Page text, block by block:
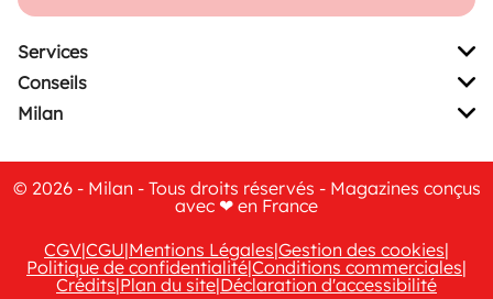
Services
Conseils
Milan
© 2026 - Milan - Tous droits réservés - Magazines conçus
avec ❤ en France
CGV|CGU|Mentions Légales|Gestion des cookies|
Politique de confidentialité|Conditions commerciales|
Crédits|Plan du site|Déclaration d'accessibilité